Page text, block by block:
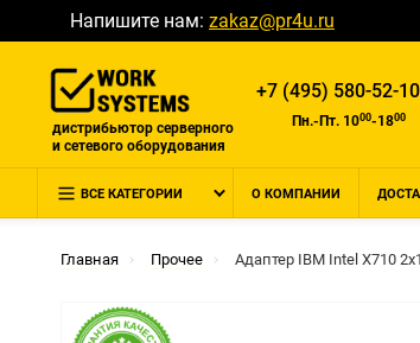
Напишите нам: zakaz@pr4u.ru
дистрибьютор серверного
и сетевого оборудования
+7 (495) 580-52-10
Пн.-Пт. 1000-1800
ВСЕ КАТЕГОРИИ О КОМПАНИИ
Главная Прочее Адаптер IBM Intel X710